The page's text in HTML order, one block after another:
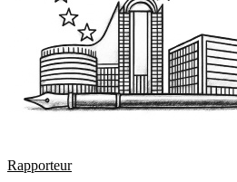
Rapporteur